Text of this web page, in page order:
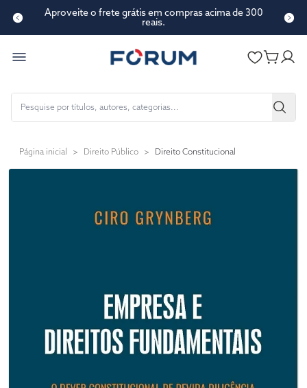
Aproveite o frete grátis em compras acima de 300
reais.
Página inicial > Direito Público > Direito Constitucional